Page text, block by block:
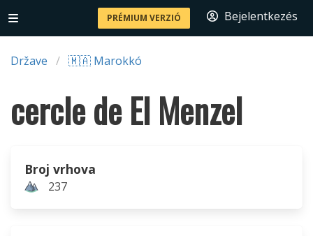
PRÉMIUM VERZIÓ Bejelentkezés
Države 🇲🇦 Marokkó
cercle de El Menzel
Broj vrhova
237